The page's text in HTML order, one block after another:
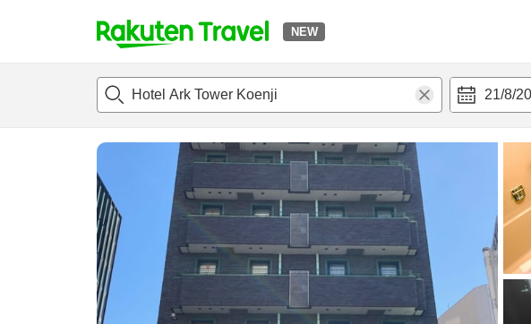
NEW
t
p
a
e
_
s
e
a
r
c
h
21/8/
แนะนำที่พักห้องพักและแพลนพักรีวิว